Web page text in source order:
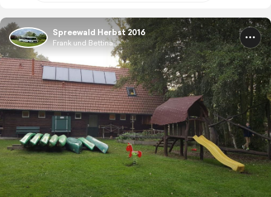
Spreewald Herbst 2016
Frank und Bettina